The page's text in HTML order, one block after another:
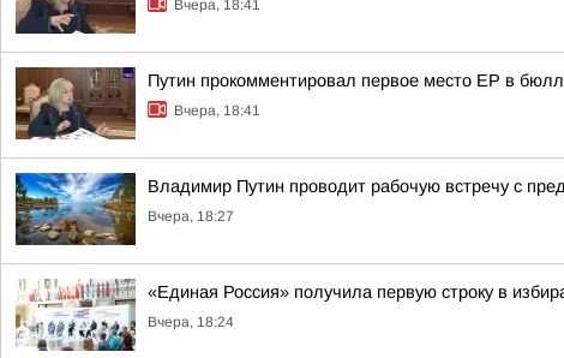
Вчера, 18:41
Путин прокомментировал первое место ЕР в
Вчера, 18:41
Владимир Путин проводит рабочую встречу с
Вчера, 18:27
«Единая Россия» получила первую строку в
Вчера, 18:24